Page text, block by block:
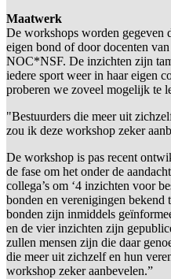
Maatwerk
De workshops worden gegeven
eigen bond of door docenten
NOC*NSF. De inzichten zijn
iedere sport weer in haar eigen
proberen we zoveel mogelijk te
"Bestuurders die meer uit
zou ik deze workshop zeker
De workshop is pas recent
de fase om het onder de
collega’s om ‘4 inzichten voor
bonden en verenigingen
bonden zijn inmiddels
en de vier inzichten zijn
zullen mensen zijn die daar
die meer uit zichzelf en hun
workshop zeker aanbevelen.”